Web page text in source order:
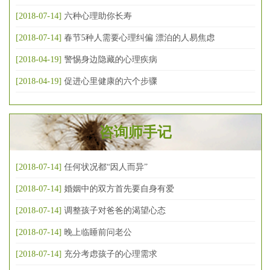
[2018-07-14] 六种心理助你长寿
[2018-07-14] 春节5种人需要心理纠偏 漂泊的人易焦虑
[2018-04-19] 警惕身边隐藏的心理疾病
[2018-04-19] 促进心里健康的六个步骤
咨询师手记
[2018-07-14] 任何状况都“因人而异”
[2018-07-14] 婚姻中的双方首先要自身有爱
[2018-07-14] 调整孩子对爸爸的渴望心态
[2018-07-14] 晚上临睡前问老公
[2018-07-14] 充分考虑孩子的心理需求